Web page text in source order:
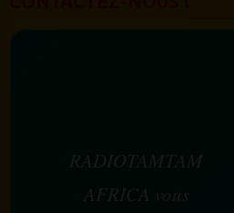
RADIOTAMTAM
AFRICA vous